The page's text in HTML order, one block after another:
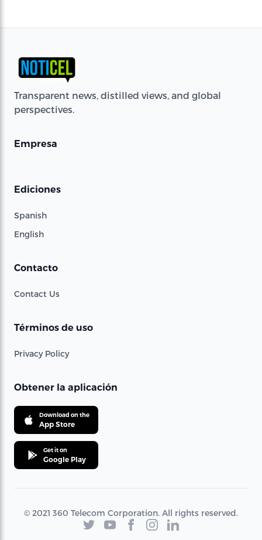
Transparent news, distilled views, and global
perspectives.
Empresa
Ediciones
Spanish
English
Contacto
Contact Us
Términos de uso
Privacy Policy
Obtener la aplicación
Download on the
App Store
Get it on
Google Play
© 2021 360 Telecom Corporation. All rights reserved.